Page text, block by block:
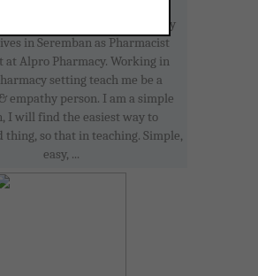
Nisa. From Rembau, currently
in Seremban as Pharmacist
at Alpro Pharmacy. Working in
setting teach me be a
empathy person. I am a simple
I will find the easiest way to
thing, so that in teaching. Simple,
easy, ...